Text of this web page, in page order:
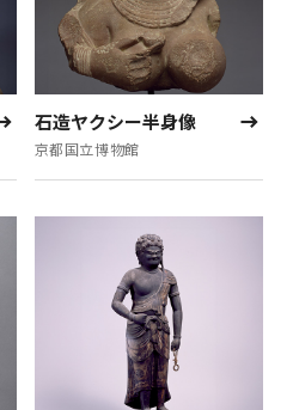
石造ヤクシー半身像
京都国立博物館